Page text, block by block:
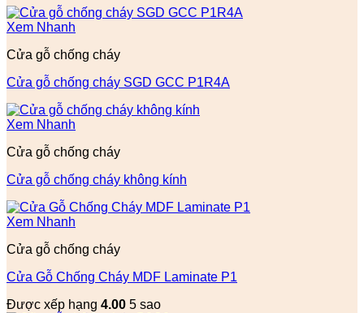
Xem Nhanh
Cửa gỗ chống cháy
Cửa gỗ chống cháy SGD GCC P1R4A
Xem Nhanh
Cửa gỗ chống cháy
Cửa gỗ chống cháy không kính
Xem Nhanh
Cửa gỗ chống cháy
Cửa Gỗ Chống Cháy MDF Laminate P1
Được xếp hạng 4.00 5 sao